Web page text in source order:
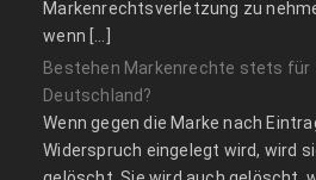
Markenrechtsverletzung zu
wenn […]
Bestehen Markenrechte stets für
Deutschland?
Wenn gegen die Marke nach
Widerspruch eingelegt wird, wird